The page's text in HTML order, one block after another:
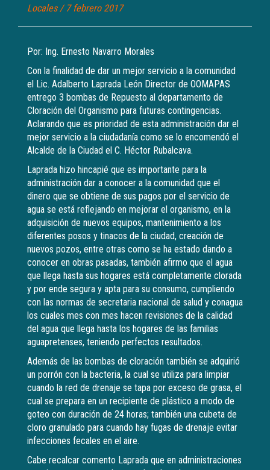
Locales/ 7 febrero 2017
Por: Ing. Ernesto Navarro Morales
Con la finalidad de dar un mejor servicio a la comunidad
el Lic. Adalberto Laprada León Director de OOMAPAS
entrego 3 bombas de Repuesto al departamento de
Cloración del Organismo para futuras contingencias.
Aclarando que es prioridad de esta administración dar el
mejor servicio a la ciudadanía como se lo encomendó el
Alcalde de la Ciudad el C. Héctor Rubalcava.
Laprada hizo hincapié que es importante para la
administración dar a conocer a la comunidad que el
dinero que se obtiene de sus pagos por el servicio de
agua se está reflejando en mejorar el organismo, en la
adquisición de nuevos equipos, mantenimiento a los
diferentes posos y tinacos de la ciudad, creación de
nuevos pozos, entre otras como se ha estado dando a
conocer en obras pasadas, también afirmo que el agua
que llega hasta sus hogares está completamente clorada
y por ende segura y apta para su consumo, cumpliendo
con las normas de secretaria nacional de salud y conagua
los cuales mes con mes hacen revisiones de la calidad
del agua que llega hasta los hogares de las familias
aguapretenses, teniendo perfectos resultados.
Además de las bombas de cloración también se adquirió
un porrón con la bacteria, la cual se utiliza para limpiar
cuando la red de drenaje se tapa por exceso de grasa, el
cual se prepara en un recipiente de plástico a modo de
goteo con duración de 24 horas; también una cubeta de
cloro granulado para cuando hay fugas de drenaje evitar
infecciones fecales en el aire.
Cabe recalcar comento Laprada que en administraciones